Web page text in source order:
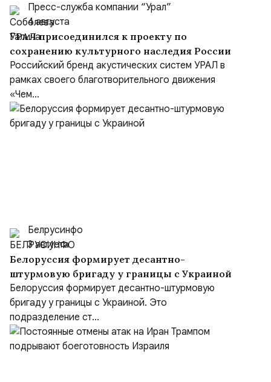
Пресс-служба компании “Урал”
4 августа
УРАЛ присоединился к проекту по
сохранению культурного наследия России
Российский бренд акустических систем УРАЛ в
рамках своего благотворительного движения
«Чем...
Белрусинфо
3 августа
Белоруссия формирует десантно-
штурмовую бригаду у границы с Украиной
Белоруссия формирует десантно-штурмовую
бригаду у границы с Украиной. Это
подразделение ст...